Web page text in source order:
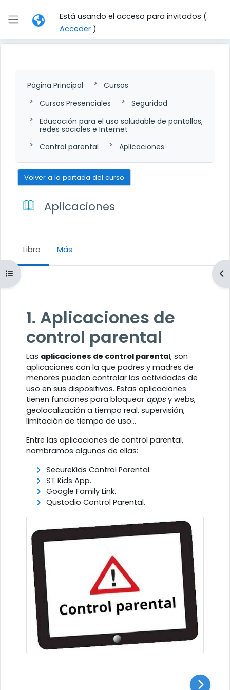
Panel lateral
Está usando el acceso para invitados (
Acceder)
Abrir índice del curso
Página Principal
Cursos
Cursos Presenciales
Seguridad
Educación para el uso saludable de pantallas,
redes sociales e Internet
Control parental
Aplicaciones
Volver a la portada del curso
Aplicaciones
Libro Más
1. Aplicaciones de
control parental
Las aplicaciones de control parental, son
aplicaciones con la que padres y madres de
menores pueden controlar las actividades de
uso en sus dispositivos. Estas aplicaciones
tienen funciones para bloquear appsy webs,
geolocalización a tiempo real, supervisión,
limitación de tiempo de uso...
Entre las aplicaciones de control parental,
nombramos algunas de ellas:
SecureKids Control Parental.
ST Kids App.
Google Family Link.
Qustodio Control Parental.